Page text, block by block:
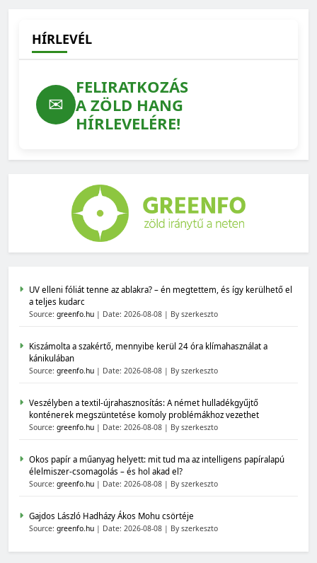
HÍRLEVÉL
✉
FELIRATKOZÁS
A ZÖLD HANG
HÍRLEVELÉRE!
UV elleni fóliát tenne az ablakra? – én megtettem, és így kerülhető el
a teljes kudarc
Source: greenfo.hu Date: 2026-08-08 By szerkeszto
Kiszámolta a szakértő, mennyibe kerül 24 óra klímahasználat a
kánikulában
Source: greenfo.hu Date: 2026-08-08 By szerkeszto
Veszélyben a textil-újrahasznosítás: A német hulladékgyűjtő
konténerek megszüntetése komoly problémákhoz vezethet
Source: greenfo.hu Date: 2026-08-08 By szerkeszto
Okos papír a műanyag helyett: mit tud ma az intelligens papíralapú
élelmiszer-csomagolás – és hol akad el?
Source: greenfo.hu Date: 2026-08-08 By szerkeszto
Gajdos László Hadházy Ákos Mohu csörtéje
Source: greenfo.hu Date: 2026-08-08 By szerkeszto